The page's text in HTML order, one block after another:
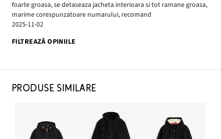
foarte groasa, se detaseaza jacheta interioara si tot ramane groasa,
marime corespunzatoare numarului, recomand
2025-11-02
FILTREAZĂ OPINIILE
PRODUSE SIMILARE